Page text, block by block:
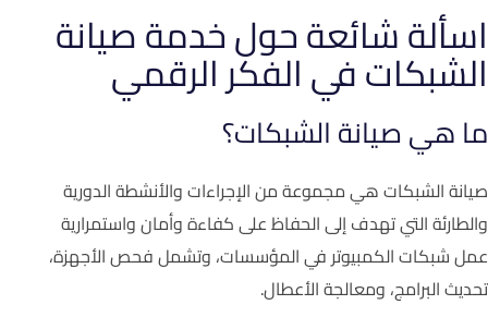
اسألة شائعة حول خدمة صيانة
الشبكات في الفكر الرقمي
ما هي صيانة الشبكات؟
صيانة الشبكات هي مجموعة من الإجراءات والأنشطة الدورية
والطارئة التي تهدف إلى الحفاظ على كفاءة وأمان واستمرارية
عمل شبكات الكمبيوتر في المؤسسات، وتشمل فحص الأجهزة،
تحديث البرامج، ومعالجة الأعطال.